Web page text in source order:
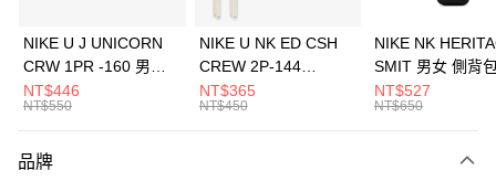
元大商業銀行
台灣樂天信用卡公司
全盈+PAY
AFTEE先享後付
【關於「AFTEE先享後付」】
NIKE U J UNICORN
CRW 1PR -160 男女
中統襪 FZ3393100
NT$446
NT$550
NIKE U NK ED CSH
CREW 2P-144
EMBRDY 男女 短統襪
FZ3073133
NT$365
NT$450
NIKE NK
SMIT 男女 側背
BA5871010
NT$527
NT$650
品牌